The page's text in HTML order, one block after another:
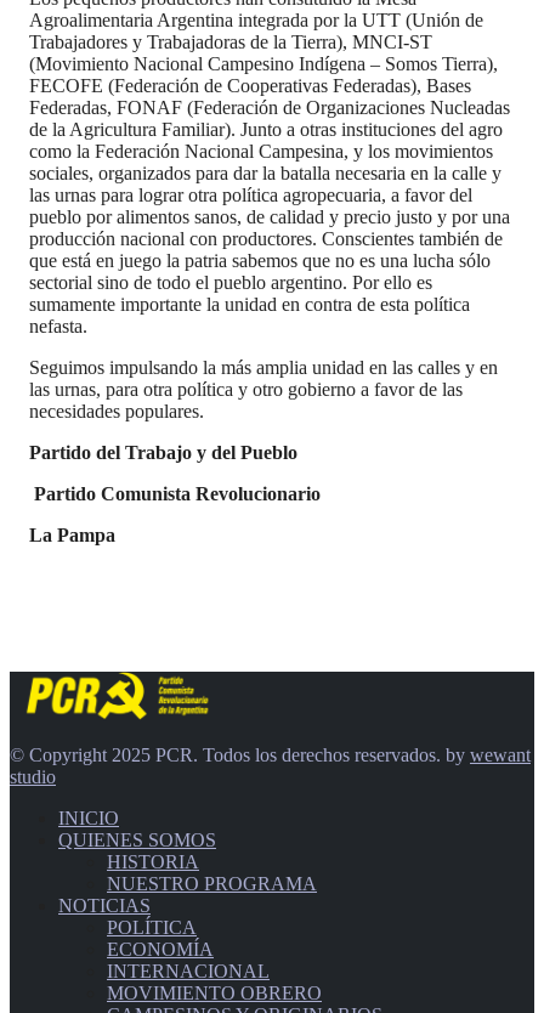
Agroalimentaria Argentina integrada por la UTT (Unión de
Trabajadores y Trabajadoras de la Tierra), MNCI-ST
(Movimiento Nacional Campesino Indígena – Somos Tierra),
FECOFE (Federación de Cooperativas Federadas), Bases
Federadas, FONAF (Federación de Organizaciones Nucleadas
de la Agricultura Familiar). Junto a otras instituciones del agro
como la Federación Nacional Campesina, y los movimientos
sociales, organizados para dar la batalla necesaria en la calle y
las urnas para lograr otra política agropecuaria, a favor del
pueblo por alimentos sanos, de calidad y precio justo y por una
producción nacional con productores. Conscientes también de
que está en juego la patria sabemos que no es una lucha sólo
sectorial sino de todo el pueblo argentino. Por ello es
sumamente importante la unidad en contra de esta política
nefasta.
Seguimos impulsando la más amplia unidad en las calles y en
las urnas, para otra política y otro gobierno a favor de las
necesidades populares.
Partido del Trabajo y del Pueblo
Partido Comunista Revolucionario
La Pampa
© Copyright 2025 PCR. Todos los derechos reservados. by wewant
studio
INICIO
QUIENES SOMOS
HISTORIA
NUESTRO PROGRAMA
NOTICIAS
POLÍTICA
ECONOMÍA
INTERNACIONAL
MOVIMIENTO OBRERO